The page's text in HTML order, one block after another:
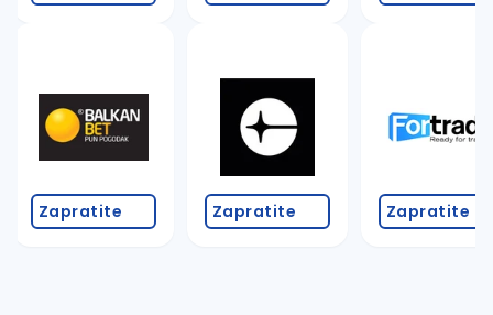
Zapratite Zapratite Zapratite